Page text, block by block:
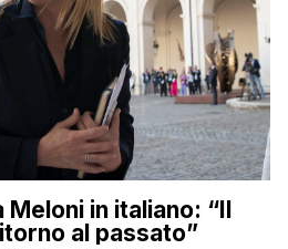
in italiano: “Il
al passato”